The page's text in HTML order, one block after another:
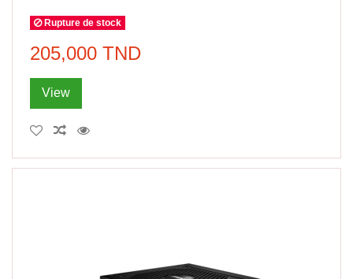
Rupture de stock
205,000 TND
View